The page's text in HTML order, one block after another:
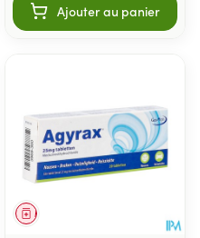
Ajouter au panier
Médicament